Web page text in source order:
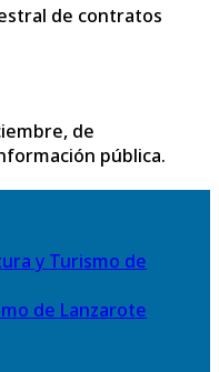
de contratos
de
pública.
de Lanzarote